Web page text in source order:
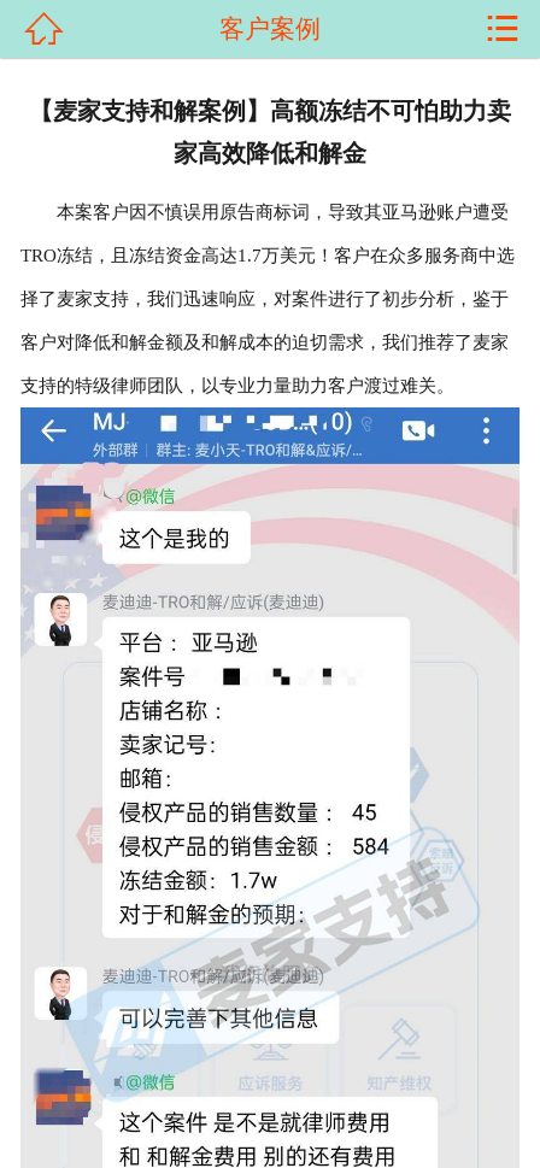
产品展示
新闻资讯
科普知识
荣誉资质
在线留言
联系我们
 客户案例 
【麦家支持和解案例】高额冻结不可怕助力卖
家高效降低和解金
本案客户因不慎误用原告商标词，导致其亚马逊账户遭受
TRO冻结，且冻结资金高达1.7万美元！客户在众多服务商中选
择了麦家支持，我们迅速响应，对案件进行了初步分析，鉴于
客户对降低和解金额及和解成本的迫切需求，我们推荐了麦家
支持的特级律师团队，以专业力量助力客户渡过难关。